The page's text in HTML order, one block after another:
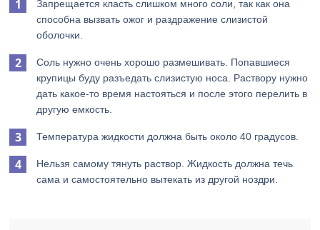
Запрещается класть слишком много соли, так как она
способна вызвать ожог и раздражение слизистой
оболочки.
Соль нужно очень хорошо размешивать. Попавшиеся
крупицы буду разъедать слизистую носа. Раствору нужно
дать какое-то время настояться и после этого перелить в
другую емкость.
Температура жидкости должна быть около 40 градусов.
Нельзя самому тянуть раствор. Жидкость должна течь
сама и самостоятельно вытекать из другой ноздри.